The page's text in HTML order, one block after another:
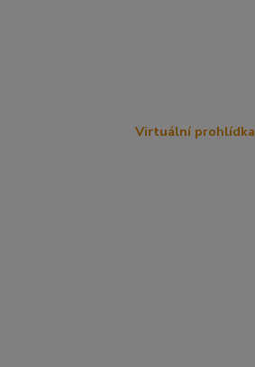
Virtuální prohlídka